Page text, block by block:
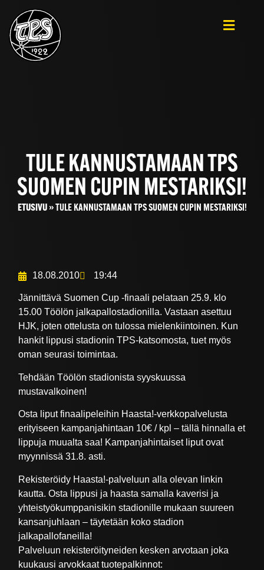
TULE KANNUSTAMAAN TPS
SUOMEN CUPIN MESTARIKSI!
ETUSIVU»TULE KANNUSTAMAAN TPS SUOMEN CUPIN MESTARIKSI!
18.08.2010 19:44
Jännittävä Suomen Cup -finaali pelataan 25.9. klo
15.00 Töölön jalkapallostadionilla. Vastaan asettuu
HJK, joten ottelusta on tulossa mielenkiintoinen. Kun
hankit lippusi stadionin TPS-katsomosta, tuet myös
oman seurasi toimintaa.
Tehdään Töölön stadionista syyskuussa
mustavalkoinen!
Osta liput finaalipeleihin Haasta!-verkkopalvelusta
erityiseen kampanjahintaan 10€ / kpl – tällä hinnalla et
lippuja muualta saa! Kampanjahintaiset liput ovat
myynnissä 31.8. asti.
Rekisteröidy Haasta!-palveluun alla olevan linkin
kautta. Osta lippusi ja haasta samalla kaverisi ja
yhteistyökumppanisikin stadionille mukaan suureen
kansanjuhlaan – täytetään koko stadion
jalkapallofaneilla!
Palveluun rekisteröityneiden kesken arvotaan joka
kuukausi arvokkaat tuotepalkinnot: